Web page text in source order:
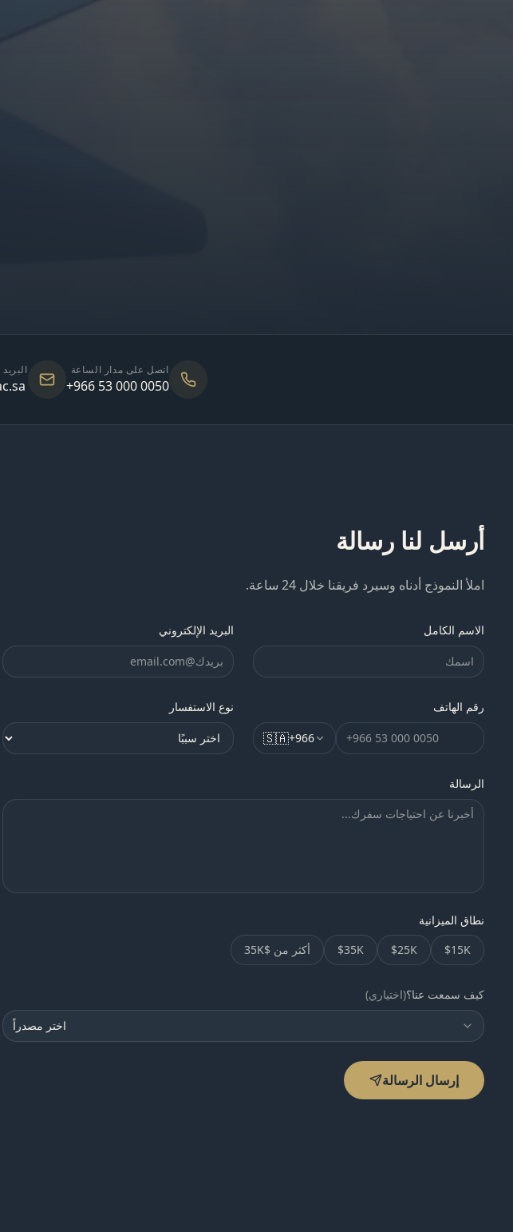
اتصل على مدار الساعة
+966 53 000 0050
أرسل لنا رسالة
املأ النموذج أدناه وسيرد فريقنا خلال 24 ساعة.
الاسم الكامل البريد الإلكتروني
رقم الهاتف
🇸🇦+966
نوع الاستفسار
الرسالة
نطاق الميزانية
$15K
$25K
$35K أكثر من $35K
كيف سمعت عنا؟(اختياري)
اختر مصدراً
إرسال الرسالة